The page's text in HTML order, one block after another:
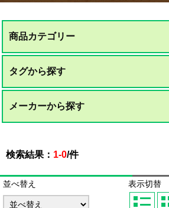
商品カテゴリー
タグから探す
メーカーから探す
検索結果： 1-0/件
並べ替え 表示切替